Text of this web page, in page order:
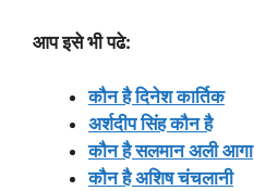
आप इसे भी पढे:
कौन है दिनेश कार्तिक
अर्शदीप सिंह कौन है
कौन है सलमान अली आगा
कौन है अशिष चंचलानी